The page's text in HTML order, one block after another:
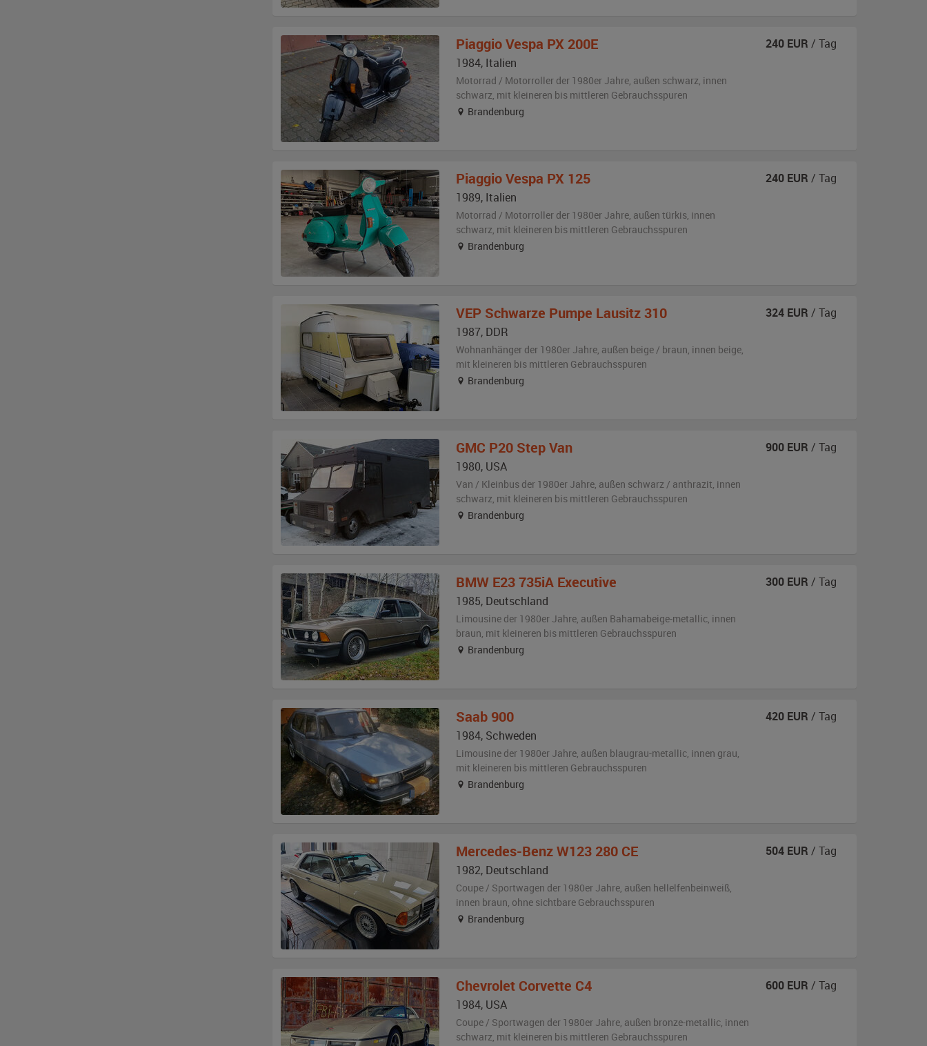
Piaggio Vespa PX 200E
1984, Italien
Motorrad / Motorroller der 1980er Jahre, außen schwarz, innen
schwarz, mit kleineren bis mittleren Gebrauchsspuren
Brandenburg
240 EUR / Tag
Piaggio Vespa PX 125
1989, Italien
Motorrad / Motorroller der 1980er Jahre, außen türkis, innen
schwarz, mit kleineren bis mittleren Gebrauchsspuren
Brandenburg
240 EUR / Tag
VEP Schwarze Pumpe Lausitz 310
1987, DDR
Wohnanhänger der 1980er Jahre, außen beige / braun, innen beige,
mit kleineren bis mittleren Gebrauchsspuren
Brandenburg
324 EUR / Tag
GMC P20 Step Van
1980, USA
Van / Kleinbus der 1980er Jahre, außen schwarz / anthrazit, innen
schwarz, mit kleineren bis mittleren Gebrauchsspuren
Brandenburg
900 EUR / Tag
BMW E23 735iA Executive
1985, Deutschland
Limousine der 1980er Jahre, außen Bahamabeige-metallic, innen
braun, mit kleineren bis mittleren Gebrauchsspuren
Brandenburg
300 EUR / Tag
Saab 900
1984, Schweden
Limousine der 1980er Jahre, außen blaugrau-metallic, innen grau,
mit kleineren bis mittleren Gebrauchsspuren
Brandenburg
420 EUR / Tag
Mercedes-Benz W123 280 CE
1982, Deutschland
Coupe / Sportwagen der 1980er Jahre, außen hellelfenbeinweiß,
innen braun, ohne sichtbare Gebrauchsspuren
Brandenburg
504 EUR / Tag
Chevrolet Corvette C4
1984, USA
Coupe / Sportwagen der 1980er Jahre, außen bronze-metallic, innen
schwarz, mit kleineren bis mittleren Gebrauchsspuren
600 EUR / Tag